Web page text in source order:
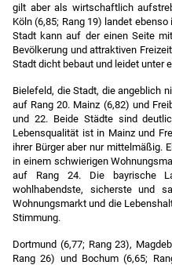
gilt aber als wirtschaftlich
Köln (6,85; Rang 19) landet
Stadt kann auf der einen Seite
Bevölkerung und attraktiven
Stadt dicht bebaut und leidet unter
Bielefeld, die Stadt, die angeblich
auf Rang 20. Mainz (6,82) und
und 22. Beide Städte sind
Lebensqualität ist in Mainz und
ihrer Bürger aber nur mittelmäßig.
in einem schwierigen
auf Rang 24. Die bayrische
wohlhabendste, sicherste und
Wohnungsmarkt und die
Stimmung.
Dortmund (6,77; Rang 23),
Rang 26) und Bochum (6,65;